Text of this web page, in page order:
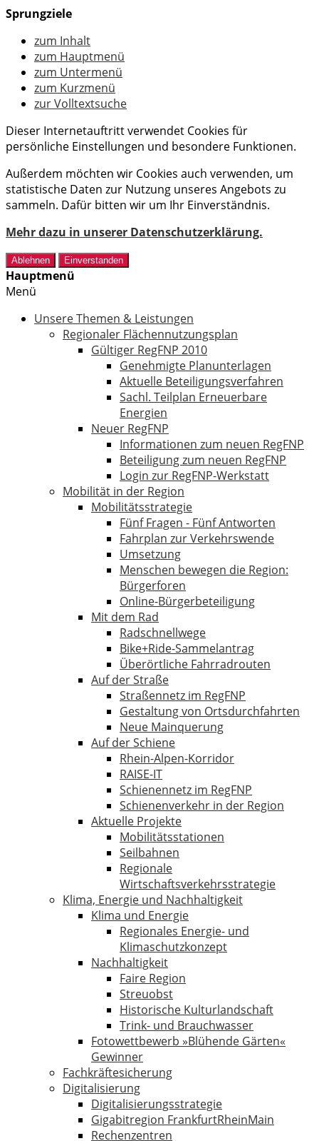
Sprungziele
zum Inhalt
zum Hauptmenü
zum Untermenü
zum Kurzmenü
zur Volltextsuche
Dieser Internetauftritt verwendet Cookies für
persönliche Einstellungen und besondere Funktionen.
Außerdem möchten wir Cookies auch verwenden, um
statistische Daten zur Nutzung unseres Angebots zu
sammeln. Dafür bitten wir um Ihr Einverständnis.
Mehr dazu in unserer Datenschutzerklärung.
Ablehnen Einverstanden
Hauptmenü
Menü
Unsere Themen & Leistungen
Regionaler Flächennutzungsplan
Gültiger RegFNP 2010
Genehmigte Planunterlagen
Aktuelle Beteiligungsverfahren
Sachl. Teilplan Erneuerbare
Energien
Neuer RegFNP
Informationen zum neuen RegFNP
Beteiligung zum neuen RegFNP
Login zur RegFNP-Werkstatt
Mobilität in der Region
Mobilitätsstrategie
Fünf Fragen - Fünf Antworten
Fahrplan zur Verkehrswende
Umsetzung
Menschen bewegen die Region:
Bürgerforen
Online-Bürgerbeteiligung
Mit dem Rad
Radschnellwege
Bike+Ride-Sammelantrag
Überörtliche Fahrradrouten
Auf der Straße
Straßennetz im RegFNP
Gestaltung von Ortsdurchfahrten
Neue Mainquerung
Auf der Schiene
Rhein-Alpen-Korridor
RAISE-IT
Schienennetz im RegFNP
Schienenverkehr in der Region
Aktuelle Projekte
Mobilitätsstationen
Seilbahnen
Regionale
Wirtschaftsverkehrsstrategie
Klima, Energie und Nachhaltigkeit
Klima und Energie
Regionales Energie- und
Klimaschutzkonzept
Nachhaltigkeit
Faire Region
Streuobst
Historische Kulturlandschaft
Trink- und Brauchwasser
Fotowettbewerb »Blühende Gärten«
Gewinner
Fachkräftesicherung
Digitalisierung
Digitalisierungsstrategie
Gigabitregion FrankfurtRheinMain
Rechenzentren